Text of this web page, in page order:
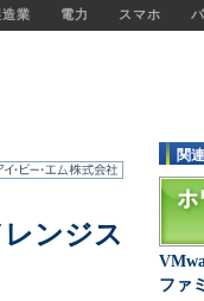
業 電力 スマホ
ンジス
関
ファ